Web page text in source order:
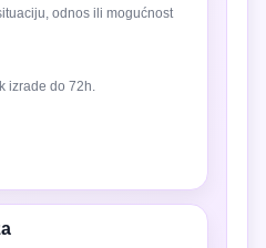
odnos ili mogućnost
izrade do 72h.